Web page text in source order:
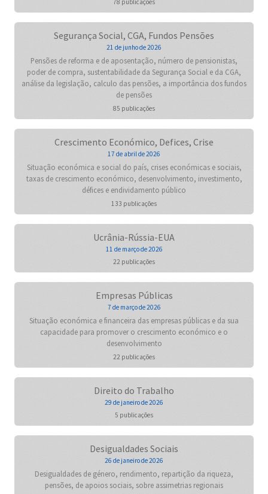
78 publicações
Segurança Social, CGA, Fundos Pensões
21 de junho de 2026
Pensões de reforma e de aposentação, número de pensionistas,
poder de compra, sustentabilidade da Segurança Social e da CGA,
análise da legislação, calculo das pensões, a importância dos fundos
de pensões
85 publicações
Crescimento Económico, Defices, Crise
17 de abril de 2026
Situação económica e social do país, crises económicas e sociais,
taxas de crescimento económico, desenvolvimento, investimento,
défices e endividamento público
133 publicações
Ucrânia-Rússia-EUA
11 de março de 2026
22 publicações
Empresas Públicas
7 de março de 2026
Situação económica e financeira das empresas públicas e da sua
capacidade para promover o crescimento económico e o
desenvolvimento
22 publicações
Direito do Trabalho
29 de janeiro de 2026
5 publicações
Desigualdades Sociais
26 de janeiro de 2026
Desigualdades de género, rendimento, repartição da riqueza,
pensões, de apoios sociais, sobre assimetrias regionais